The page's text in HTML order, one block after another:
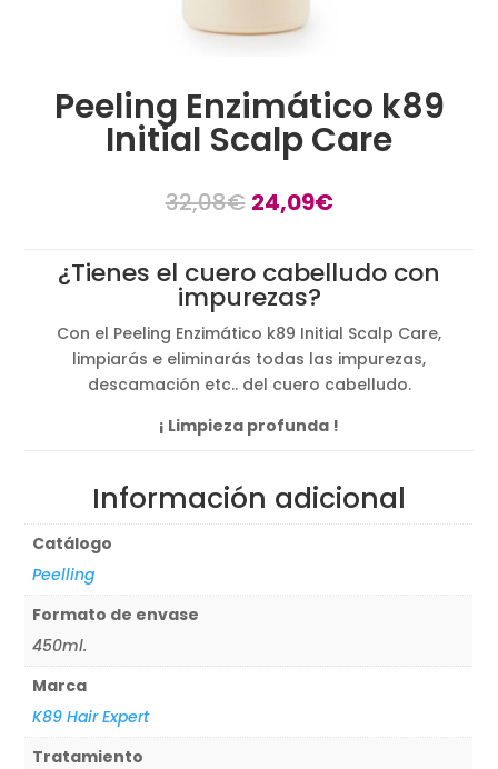
Peeling Enzimático k89
Initial Scalp Care
32,08€ El
era:
32,08€.
24,09€El
es:
¿Tienes el cuero cabelludo con
impurezas?
Con el Peeling Enzimático k89 Initial Scalp Care,
limpiarás e eliminarás todas las impurezas,
descamación etc.. del cuero cabelludo.
¡ Limpieza profunda !
Información adicional
Catálogo
Peelling
Formato de envase
450ml.
Marca
K89 Hair Expert
Tratamiento